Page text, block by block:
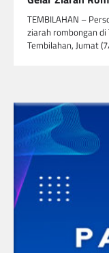
TEMBILAHAN –
ziarah rombongan di
Tembilahan, Jumat